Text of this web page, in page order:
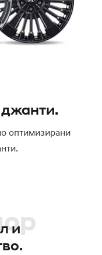
джанти.
оптимизирани
и